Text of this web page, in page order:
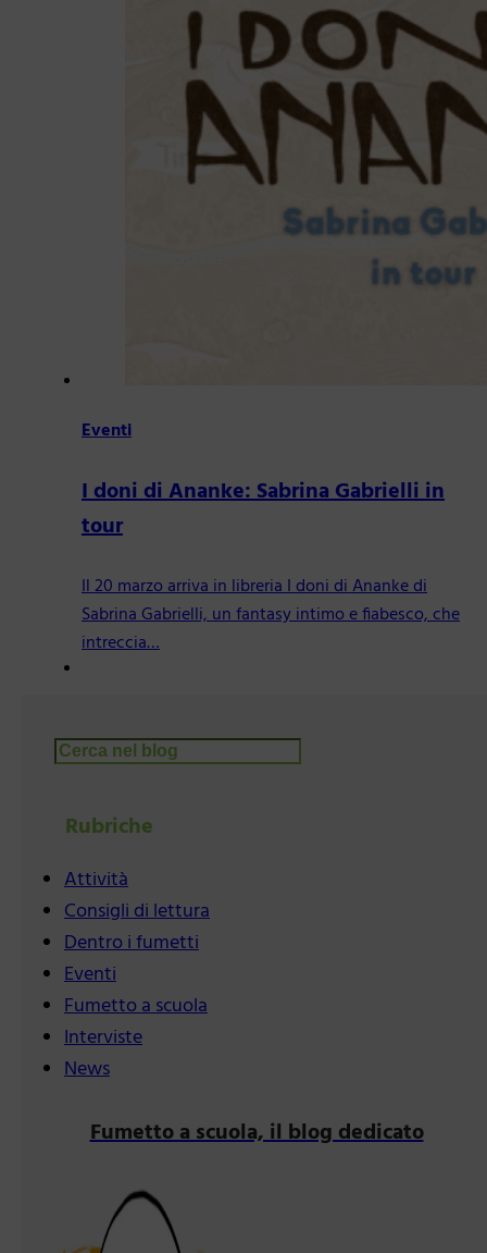
Eventi
I doni di Ananke: Sabrina Gabrielli in
tour
Il 20 marzo arriva in libreria I doni di Ananke di
Sabrina Gabrielli, un fantasy intimo e fiabesco, che
intreccia…
Cerca
Rubriche
Attività
Consigli di lettura
Dentro i fumetti
Eventi
Fumetto a scuola
Interviste
News
Fumetto a scuola, il blog dedicato